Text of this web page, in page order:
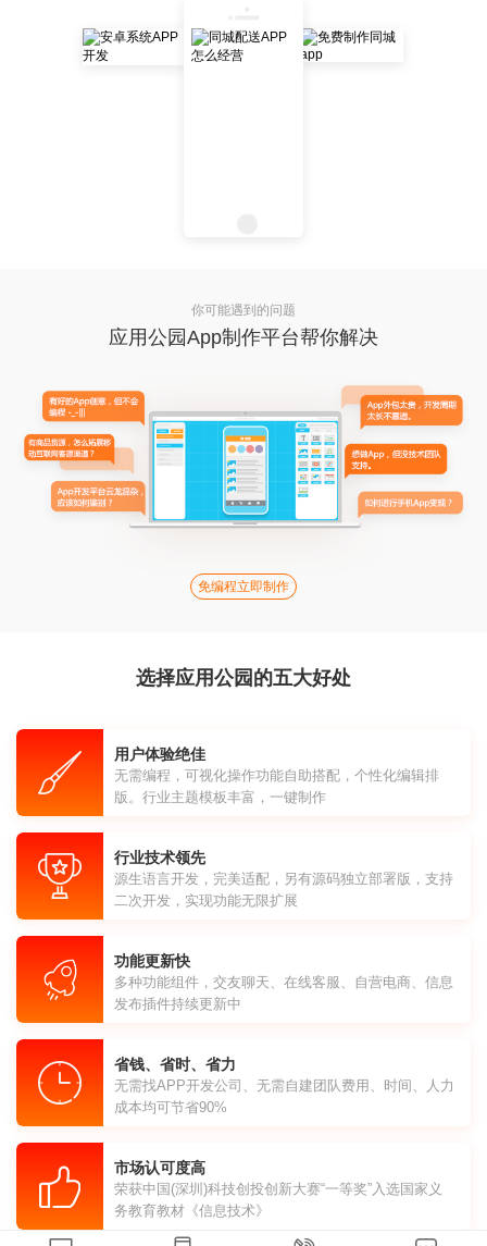
你可能遇到的问题
应用公园App制作平台帮你解决
免编程立即制作
选择应用公园的五大好处
用户体验绝佳
无需编程，可视化操作功能自助搭配，个性化编辑排
版。行业主题模板丰富，一键制作
行业技术领先
源生语言开发，完美适配，另有源码独立部署版，支持
二次开发，实现功能无限扩展
功能更新快
多种功能组件，交友聊天、在线客服、自营电商、信息
发布插件持续更新中
省钱、省时、省力
无需找APP开发公司、无需自建团队费用、时间、人力
成本均可节省90%
市场认可度高
荣获中国(深圳)科技创投创新大赛“一等奖”入选国家义
务教育教材《信息技术》